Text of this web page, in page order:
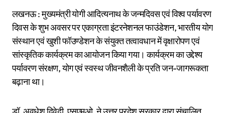
लखनऊ : मुख्यमंत्री योगी आदित्यनाथ के जन्मदिवस एवं विश्व पर्यावरण
दिवस के शुभ अवसर पर एकाग्रता इंटरनेशनल फाउंडेशन, भारतीय योग
संस्थान एवं खुशी फॉउण्डेशन के संयुक्त तत्वावधान में वृक्षारोपण एवं
सांस्कृतिक कार्यक्रम का आयोजन किया गया। कार्यक्रम का उद्देश्य
पर्यावरण संरक्षण, योग एवं स्वस्थ जीवनशैली के प्रति जन-जागरूकता
बढ़ाना था।